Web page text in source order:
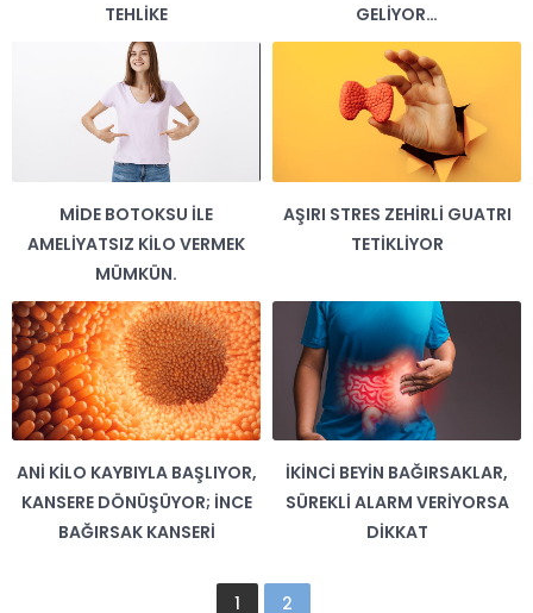
TEHLIKE
GELIYOR…
MIDE BOTOKSU İLE
AMELIYATSIZ KILO VERMEK
MÜMKÜN.
AŞIRI STRES ZEHIRLI GUATRI
TETIKLIYOR
ANI KILO KAYBIYLA BAŞLIYOR,
KANSERE DÖNÜŞÜYOR; İNCE
BAĞIRSAK KANSERI
İKINCI BEYIN BAĞIRSAKLAR,
SÜREKLI ALARM VERIYORSA
DIKKAT
1 2